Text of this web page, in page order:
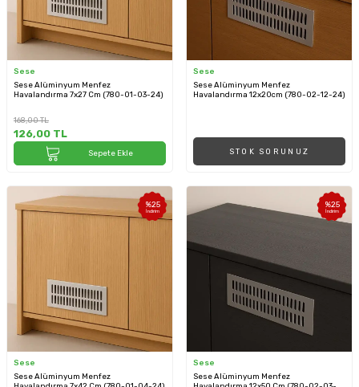
Sese
Sese Alüminyum Menfez
Havalandırma 7x27 Cm (780-01-03-24)
168,00TL
126,00 TL
Sepete Ekle
Sese
Sese Alüminyum Menfez
Havalandırma 12x20cm (780-02-12-24)
STOK SORUNUZ
%25
İndirim
Sese
Sese Alüminyum Menfez
%25
İndirim
Sese
Sese Alüminyum Menfez